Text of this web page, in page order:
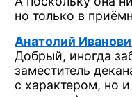
но только в
Анатолий
Добрый, иногда
заместитель
с характером, но